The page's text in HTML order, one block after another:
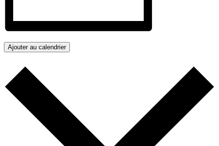
Ajouter au calendrier